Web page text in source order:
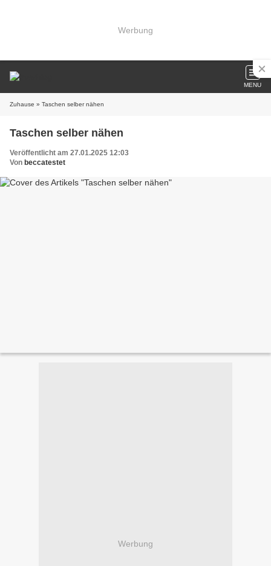
Werbung
MENU
Zuhause » Taschen selber nähen
Taschen selber nähen
Veröffentlicht am 27.01.2025 12:03
Von beccatestet
Werbung